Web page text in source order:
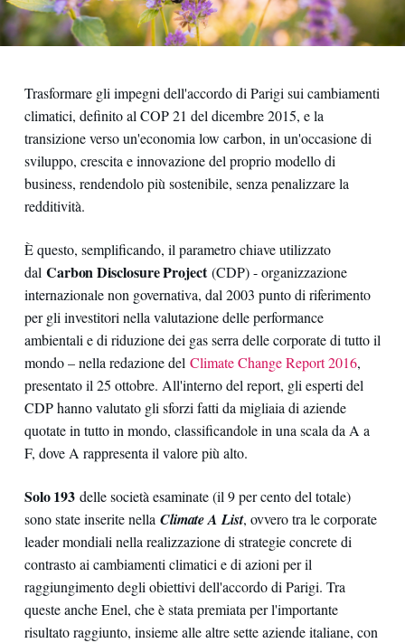
Trasformare gli impegni dell'accordo di Parigi sui cambiamenti
climatici, definito al COP 21 del dicembre 2015, e la
transizione verso un'economia low carbon, in un'occasione di
sviluppo, crescita e innovazione del proprio modello di
business, rendendolo più sostenibile, senza penalizzare la
redditività.
È questo, semplificando, il parametro chiave utilizzato
dal Carbon Disclosure Project(CDP) - organizzazione
internazionale non governativa, dal 2003 punto di riferimento
per gli investitori nella valutazione delle performance
ambientali e di riduzione dei gas serra delle corporate di tutto il
mondo – nella redazione del Climate Change Report 2016,
presentato il 25 ottobre. All'interno del report, gli esperti del
CDP hanno valutato gli sforzi fatti da migliaia di aziende
quotate in tutto in mondo, classificandole in una scala da A a
F, dove A rappresenta il valore più alto.
Solo 193delle società esaminate (il 9 per cento del totale)
sono state inserite nella Climate A List, ovvero tra le corporate
leader mondiali nella realizzazione di strategie concrete di
contrasto ai cambiamenti climatici e di azioni per il
raggiungimento degli obiettivi dell'accordo di Parigi. Tra
queste anche Enel, che è stata premiata per l'importante
risultato raggiunto, insieme alle altre sette aziende italiane, con